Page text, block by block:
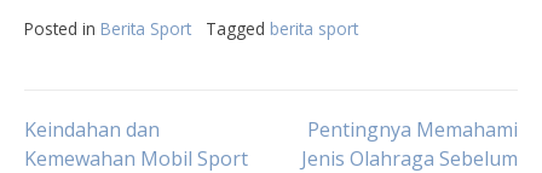
Posted in Berita Sport Tagged berita sport
Post
Keindahan dan
Kemewahan Mobil Sport
Pentingnya Memahami
Jenis Olahraga Sebelum